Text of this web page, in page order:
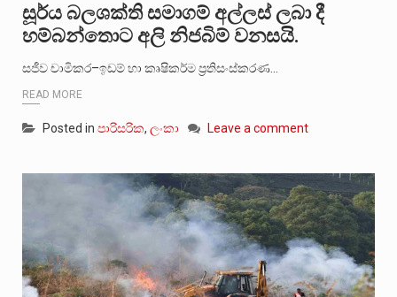
සූර්ය බලශක්ති සමාගම් අල්ලස් ලබා දී
හම්බන්තොට අලි නිජබිම් වනසයි.
සජීව චාමිකර–ඉඩම් හා කෘෂිකර්ම ප්‍රතිසංස්කරණ…
READ MORE
Posted in පාරිසරික, ලංකා Leave a comment